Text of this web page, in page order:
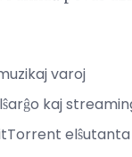
varoj
kaj